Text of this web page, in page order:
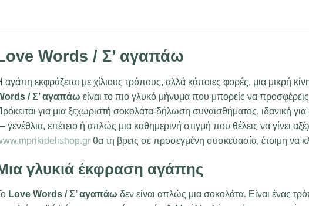
Words / Σ’ αγαπάω
αγάπη εκφράζεται με χίλιους τρόπους, αλλά κάποιες φορές, μια μικρή
/ Σ’ αγαπάω είναι το πιο γλυκό μήνυμα που μπορείς να
για μια ξεχωριστή σοκολάτα-δήλωση συναισθήματος, ιδανική
γενέθλια, επέτειο ή απλώς μια καθημερινή στιγμή που θέλεις να γίνει
θα τη βρεις σε προσεγμένη συσκευασία, έτοιμη να
γλυκιά έκφραση αγάπης
Love Words / Σ’ αγαπάω δεν είναι απλώς μια σοκολάτα. Είναι ένας